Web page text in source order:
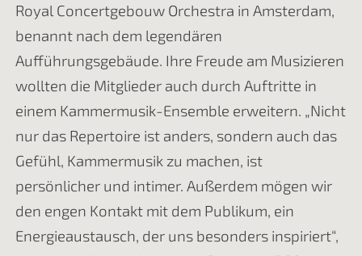
Royal Concertgebouw Orchestra in Amsterdam,
benannt nach dem legendären
Aufführungsgebäude. Ihre Freude am Musizieren
wollten die Mitglieder auch durch Auftritte in
einem Kammermusik-Ensemble erweitern. „Nicht
nur das Repertoire ist anders, sondern auch das
Gefühl, Kammermusik zu machen, ist
persönlicher und intimer. Außerdem mögen wir
den engen Kontakt mit dem Publikum, ein
Energieaustausch, der uns besonders inspiriert“,